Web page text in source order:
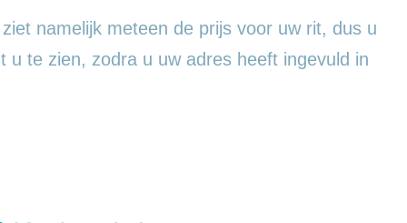
namelijk meteen de prijs voor uw rit, dus u
u te zien, zodra u uw adres heeft ingevuld in